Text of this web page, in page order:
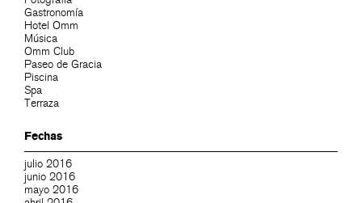
Gastronomía
Hotel Omm
Música
Omm Club
Paseo de Gracia
Piscina
Spa
Terraza
Fechas
julio 2016
junio 2016
mayo 2016